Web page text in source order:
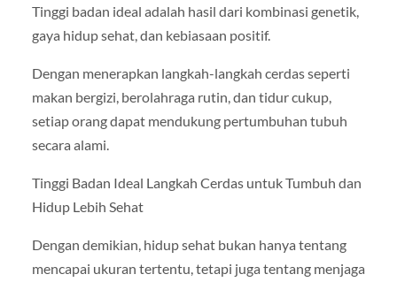
Tinggi badan ideal adalah hasil dari kombinasi genetik,
gaya hidup sehat, dan kebiasaan positif.
Dengan menerapkan langkah-langkah cerdas seperti
makan bergizi, berolahraga rutin, dan tidur cukup,
setiap orang dapat mendukung pertumbuhan tubuh
secara alami.
Tinggi Badan Ideal Langkah Cerdas untuk Tumbuh dan
Hidup Lebih Sehat
Dengan demikian, hidup sehat bukan hanya tentang
mencapai ukuran tertentu, tetapi juga tentang menjaga